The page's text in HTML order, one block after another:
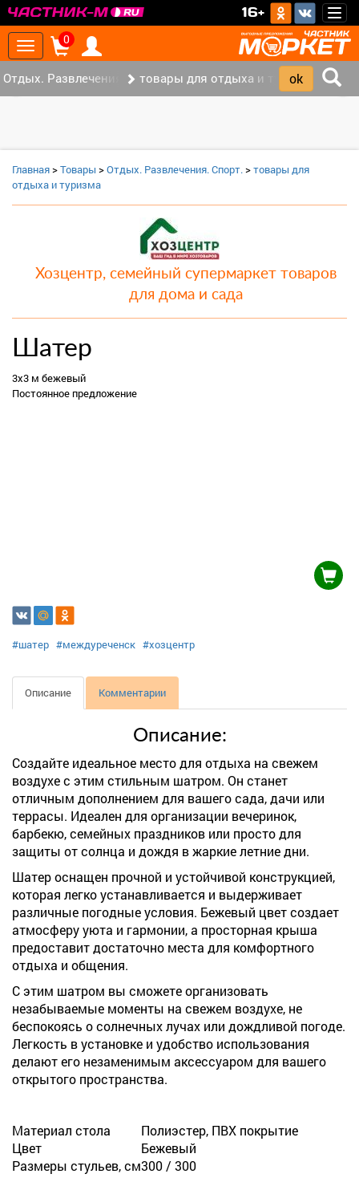
16+
Toggle
navigation
0
Отдых. Развлечения. Спорт. (2)товары для отдыха и туризма (1)
Главная>Товары >Отдых. Развлечения. Спорт.>товары для
отдыха и туризма
Хозцентр, семейный супермаркет товаров
для дома и сада
Шатер
3х3 м бежевый
Постоянное предложение
#шатер #междуреченск #хозцентр
Описание Комментарии
Описание:
Создайте идеальное место для отдыха на свежем
воздухе с этим стильным шатром. Он станет
отличным дополнением для вашего сада, дачи или
террасы. Идеален для организации вечеринок,
барбекю, семейных праздников или просто для
защиты от солнца и дождя в жаркие летние дни.
Шатер оснащен прочной и устойчивой конструкцией,
которая легко устанавливается и выдерживает
различные погодные условия. Бежевый цвет создает
атмосферу уюта и гармонии, а просторная крыша
предоставит достаточно места для комфортного
отдыха и общения.
С этим шатром вы сможете организовать
незабываемые моменты на свежем воздухе, не
беспокоясь о солнечных лучах или дождливой погоде.
Легкость в установке и удобство использования
делают его незаменимым аксессуаром для вашего
открытого пространства.
Материал стола
Полиэстер, ПВХ покрытие
Цвет
Бежевый
Размеры стульев, см300 / 300
‹ ›